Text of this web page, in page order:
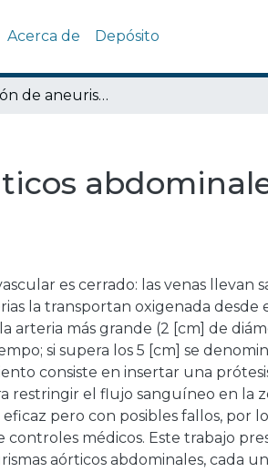
Acerca de Depósito
Simulación de aneurismas aórticos abdominales con el método de elementos finitos
es cerrado: las venas llevan
la transportan oxigenada desde
arteria más grande (2 [cm] de
si supera los 5 [cm] se
consiste en insertar una
restringir el flujo sanguíneo en la
pero con posibles fallos, por
controles médicos. Este trabajo
aórticos abdominales, cada